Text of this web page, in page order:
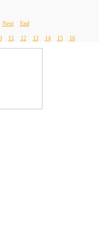
Next End
11 12 13 14 15 16